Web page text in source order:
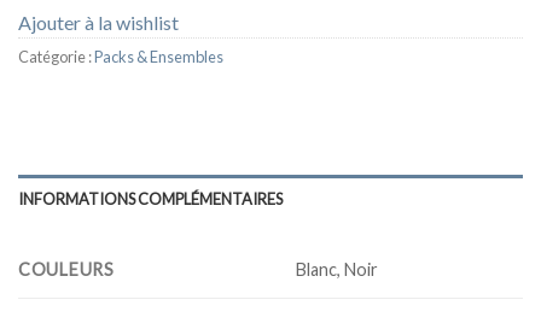
Ajouter à la wishlist
Catégorie :Packs & Ensembles
INFORMATIONS COMPLÉMENTAIRES
COULEURS Blanc, Noir